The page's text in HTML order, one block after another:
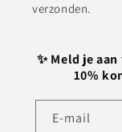
verzonden.
✨ Meld je
10%
E‑mail